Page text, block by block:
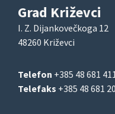
Grad Križevci
I. Z. Dijankovečkoga 12
48260 Križevci
Telefon +385 48 681
Telefaks +385 48 681